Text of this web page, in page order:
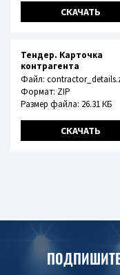
СКАЧАТЬ
Тендер. Карточка
контрагента
Файл:
Формат: ZIP
Размер файла: 26.31 КБ
СКАЧАТЬ